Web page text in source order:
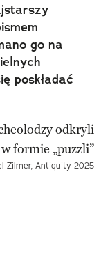
go na
poskładać
Zilmer, Antiquity 2025